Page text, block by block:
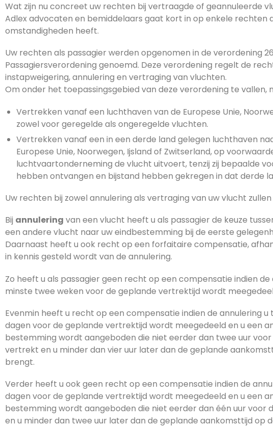
Wat zijn nu concreet uw rechten bij vertraagde of geannuleerde
Adlex advocaten en bemiddelaars gaat kort in op enkele rechten
omstandigheden heeft.
Uw rechten als passagier werden opgenomen in de verordening
Passagiersverordening genoemd. Deze verordening regelt de
instapweigering, annulering en vertraging van vluchten.
Om onder het toepassingsgebied van deze verordening te vallen,
Vertrekken vanaf een luchthaven van de Europese Unie,
zowel voor geregelde als ongeregelde vluchten.
Vertrekken vanaf een in een derde land gelegen luchthaven
Europese Unie, Noorwegen, Ijsland of Zwitserland, op
luchtvaartonderneming de vlucht uitvoert, tenzij zij bepaalde
hebben ontvangen en bijstand hebben gekregen in dat derde
Uw rechten bij zowel annulering als vertraging van uw vlucht
Bij annulering van een vlucht heeft u als passagier de keuze
een andere vlucht naar uw eindbestemming bij de eerste
Daarnaast heeft u ook recht op een forfaitaire compensatie,
in kennis gesteld wordt van de annulering.
Zo heeft u als passagier geen recht op een compensatie indien
minste twee weken voor de geplande vertrektijd wordt
Evenmin heeft u recht op een compensatie indien de annulering u
dagen voor de geplande vertrektijd wordt meegedeeld en u een
bestemming wordt aangeboden die niet eerder dan twee uur
vertrekt en u minder dan vier uur later dan de geplande
brengt.
Verder heeft u ook geen recht op een compensatie indien de
dagen voor de geplande vertrektijd wordt meegedeeld en u een
bestemming wordt aangeboden die niet eerder dan één uur
en u minder dan twee uur later dan de geplande aankomsttijd op